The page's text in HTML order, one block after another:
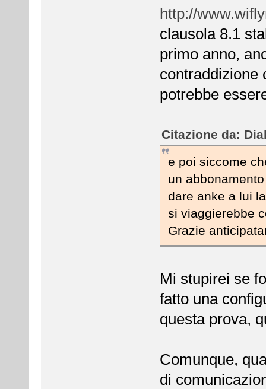
http://
clausola 8.1
primo anno,
contraddizione
potrebbe
Citazione da:
e poi siccome
un
dare anke a lui
si viaggierebbe
Grazie
Mi stupirei se
fatto una
questa prova,
Comunque,
di